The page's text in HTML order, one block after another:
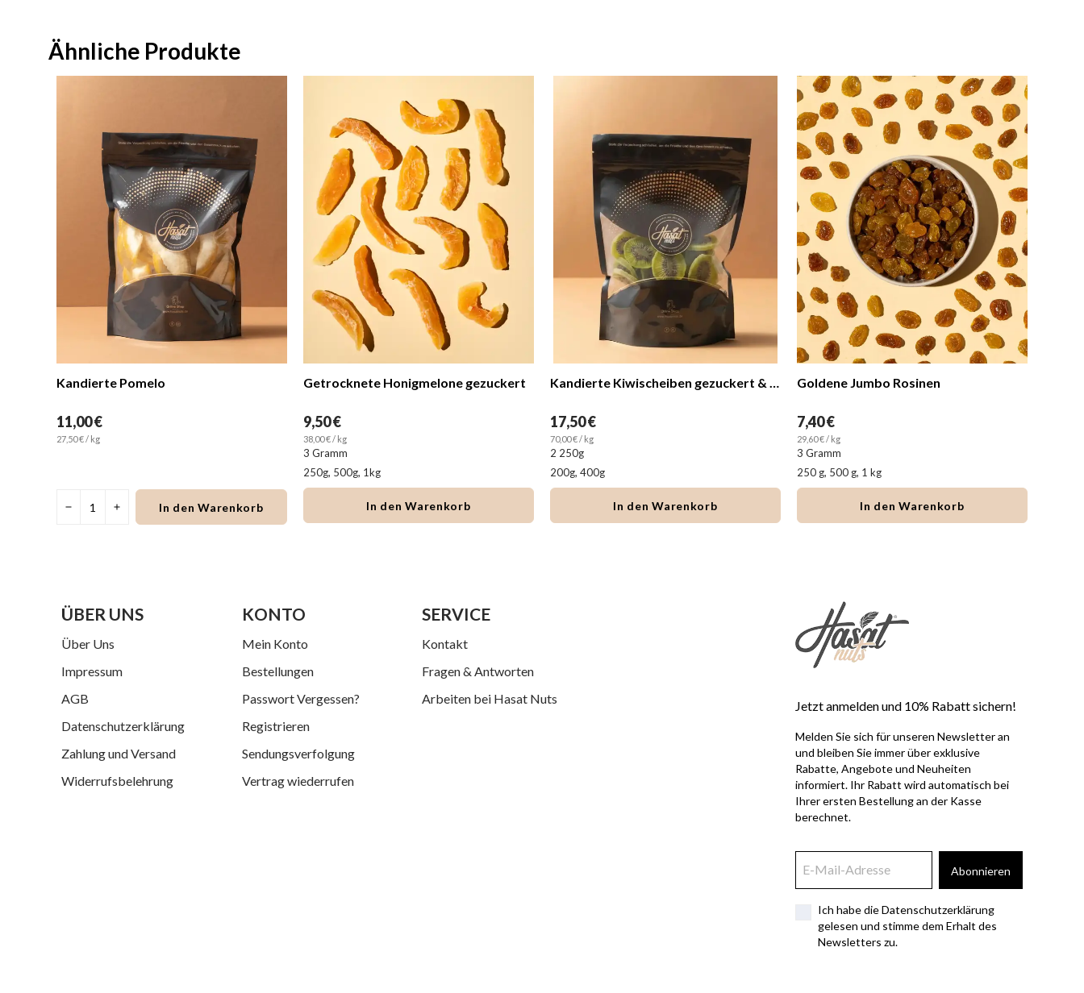
Ähnliche Produkte
In den Warenkorb
Getrocknete Honigmelone gezuckert
In den Warenkorb
Kandierte Kiwischeiben gezuckert & geschwefelt Goldene Jumbo Rosinen
ÜBER UNS
Über Uns
Impressum
AGB
Datenschutzerklärung
Zahlung und Versand
Widerrufsbelehrung
KONTO
Mein Konto
Bestellungen
Passwort Vergessen?
Registrieren
Sendungsverfolgung
Vertrag wiederrufen
SERVICE
Kontakt
Fragen & Antworten
Arbeiten bei Hasat Nuts
Jetzt anmelden und 10% Rabatt sichern!
Melden Sie sich für unseren Newsletter an
und bleiben Sie immer über exklusive
Rabatte, Angebote und Neuheiten
informiert. Ihr Rabatt wird automatisch bei
Ihrer ersten Bestellung an der Kasse
berechnet.
Abonnieren
Ich habe die Datenschutzerklärung
gelesen und stimme dem Erhalt des
Newsletters zu.